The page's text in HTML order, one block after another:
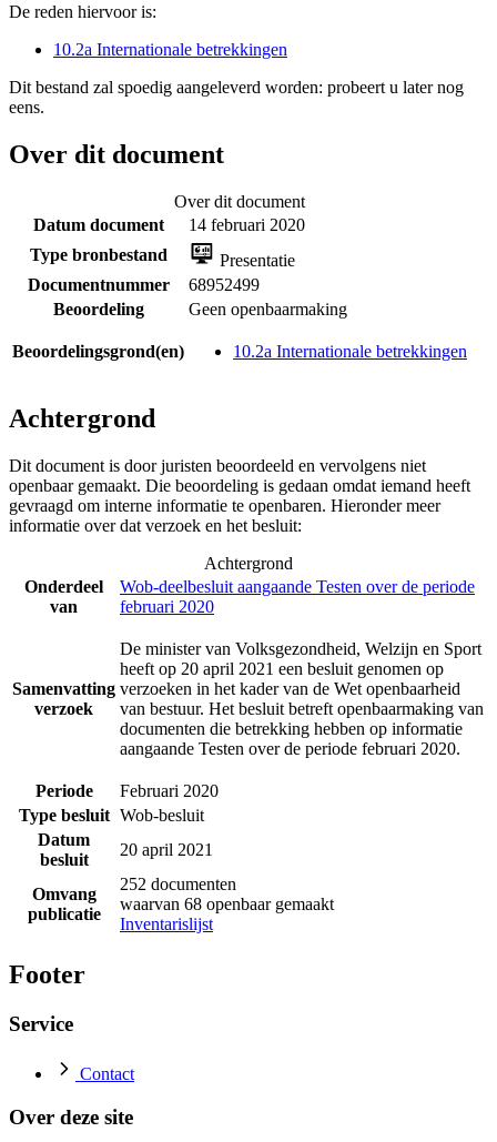
De reden hiervoor is:
10.2a Internationale betrekkingen
Dit bestand zal spoedig aangeleverd worden: probeert u later nog
eens.
Over dit document
Over dit document
Datum document
14 februari 2020
Type bronbestand
Presentatie
Documentnummer
68952499
Beoordeling
Geen openbaarmaking
Beoordelingsgrond(en) 10.2a Internationale betrekkingen
Achtergrond
Dit document is door juristen beoordeeld en vervolgens niet
openbaar gemaakt. Die beoordeling is gedaan omdat iemand heeft
gevraagd om interne informatie te openbaren. Hieronder meer
informatie over dat verzoek en het besluit:
Achtergrond
Onderdeel
van
Wob-deelbesluit aangaande Testen over de periode
februari 2020
Samenvatting
verzoek
De minister van Volksgezondheid, Welzijn en Sport
heeft op 20 april 2021 een besluit genomen op
verzoeken in het kader van de Wet openbaarheid
van bestuur. Het besluit betreft openbaarmaking van
documenten die betrekking hebben op informatie
aangaande Testen over de periode februari 2020.
Periode
Februari 2020
Type besluit Wob-besluit
Datum
besluit
20 april 2021
Omvang
publicatie
252 documenten
waarvan 68 openbaar gemaakt
Inventarislijst
Footer
Service
Contact
Over deze site